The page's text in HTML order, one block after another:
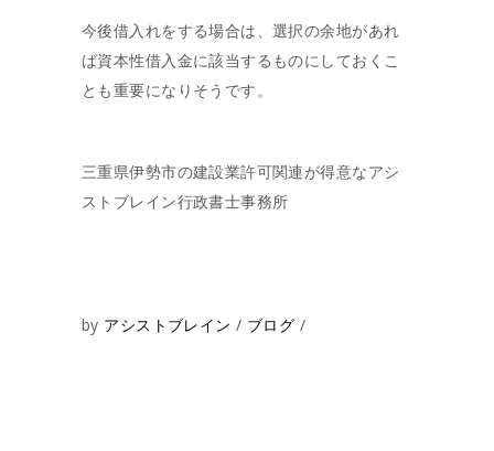
今後借入れをする場合は、選択の余地があれ
ば資本性借入金に該当するものにしておくこ
とも重要になりそうです。
三重県伊勢市の建設業許可関連が得意なアシ
ストブレイン行政書士事務所
by アシストブレイン ブログ